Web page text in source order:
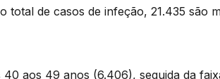
total de casos de infeção, 21.435 são
aos 49 anos (6.406), seguida da